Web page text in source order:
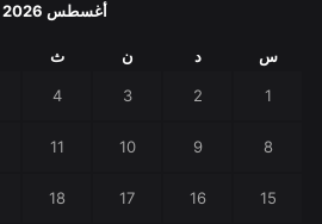
أغسطس 2026
س د ن ث
1
2
3
4
8
9
10
11
15
16
17
18